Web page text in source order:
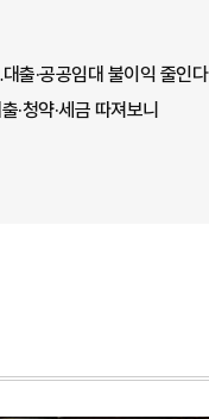
출·공공임대 불이익 줄인다
청약·세금 따져보니